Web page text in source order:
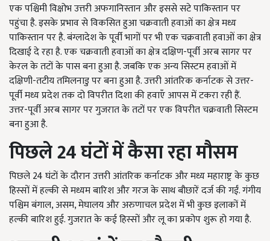
एक पश्चिमी विक्षोभ उत्तरी अफगानिस्तान और इससे सटे पाकिस्तान पर
पहुंचा है. इसके प्रभाव से विकसित हुआ चक्रवाती हवाओं का क्षेत्र मध्य
पाकिस्तान पर है. बंग्लादेश के पूर्वी भागों पर भी एक चक्रवाती हवाओं का क्षेत्र
दिखाई दे रहा है. एक चक्रवाती हवाओं का क्षेत्र दक्षिण-पूर्वी अरब सागर पर
केरल के तटों के पास बना हुआ है. जबकि एक अन्य सिस्टम हवाओं में
दक्षिणी-तटीय तमिलनाडु पर बना हुआ है. उत्तरी आंतरिक कर्नाटक से उत्तर-
पूर्वी मध्य प्रदेश तक दो विपरीत दिशा की हवाएँ आपस में टकरा रही हैं.
उत्तर-पूर्वी अरब सागर पर गुजरात के तटों पर एक विपरीत चक्रवाती सिस्टम
बना हुआ है.
पिछले 24घंटों में कैसा रहा मौसम
पिछले 24 घंटों के दौरान उत्तरी आंतरिक कर्नाटक और मध्य महाराष्ट्र के कुछ
हिस्सों में हल्की से मध्यम बारिश और गरज के साथ बौछारें दर्ज की गईं. गंगीय
पश्चिम बंगाल, असम, मेघालय और अरुणाचल प्रदेश में भी कुछ इलाकों में
हल्की बारिश हुई. गुजरात के कई हिस्सों और लू का प्रकोप शुरू हो गया है.